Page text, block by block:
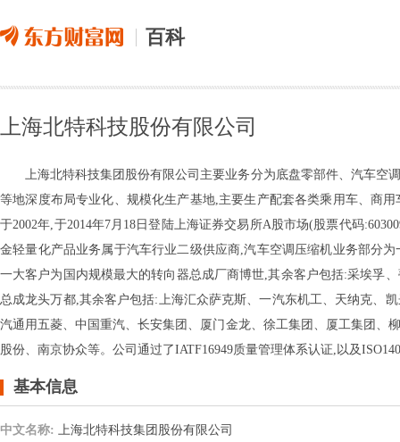
百科
上海北特科技股份有限公司
上海北特科技集团股份有限公司主要业务分为底盘零部件、汽车空
等地深度布局专业化、规模化生产基地,主要生产配套各类乘用车、商
于2002年,于2014年7月18日登陆上海证券交易所A股市场(股票代码
金轻量化产品业务属于汽车行业二级供应商,汽车空调压缩机业务部分
一大客户为国内规模最大的转向器总成厂商博世,其余客户包括:采埃孚
总成龙头万都,其余客户包括:上海汇众萨克斯、一汽东机工、天纳克、
汽通用五菱、中国重汽、长安集团、厦门金龙、徐工集团、厦工集团、
股份、南京协众等。公司通过了IATF16949质量管理体系认证,以及
基本信息
中文名称: 上海北特科技集团股份有限公司